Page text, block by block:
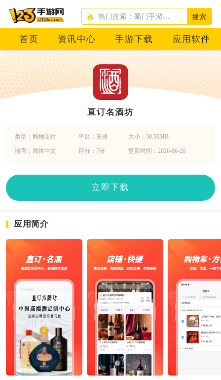
搜索
首页 资讯中心 手游下载 应用软件
直订名酒坊
类型：购物支付 平台：安卓 大小：50.56MB
语言：简体中文 评分：7分 更新时间：2026-06-26
立即下载
应用简介